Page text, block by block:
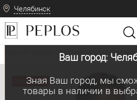
Челябинск
Ваш город:
Зная Ваш город, мы
товары в наличии в
Мужская одежда: классическая и современная
Распродажа